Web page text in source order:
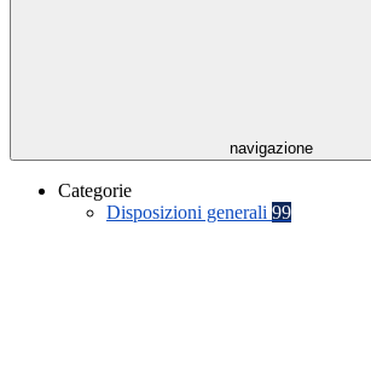
navigazione
Categorie
Disposizioni generali 99